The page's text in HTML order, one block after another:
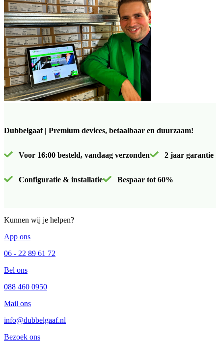
Dubbelgaaf | Premium devices, betaalbaar en duurzaam!
Voor 16:00 besteld, vandaag verzonden 2 jaar garantie
Configuratie & installatie Bespaar tot 60%
Kunnen wij je helpen?
App ons
06 - 22 89 61 72
Bel ons
088 460 0950
Mail ons
info@dubbelgaaf.nl
Bezoek ons